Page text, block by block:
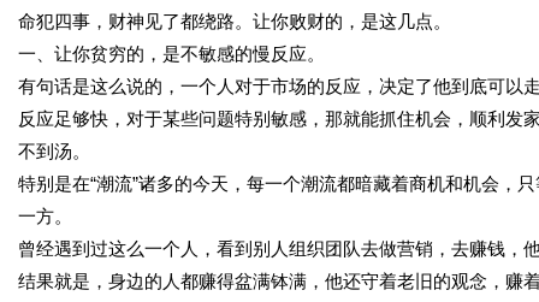
命犯四事，财神见了都绕路。让你败财的，是这几点。
一、让你贫穷的，是不敏感的慢反应。
有句话是这么说的，一个人对于市场的反应，决定了他到底可以
反应足够快，对于某些问题特别敏感，那就能抓住机会，顺利
不到汤。
特别是在“潮流”诸多的今天，每一个潮流都暗藏着商机和机会，
一方。
曾经遇到过这么一个人，看到别人组织团队去做营销，去赚钱，
结果就是，身边的人都赚得盆满钵满，他还守着老旧的观念，赚